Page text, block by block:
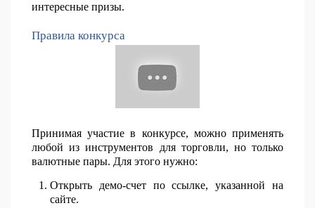
интересные призы.
Правила конкурса
Принимая участие в конкурсе, можно применять
любой из инструментов для торговли, но только
валютные пары. Для этого нужно:
Открыть демо-счет по ссылке, указанной на
сайте.